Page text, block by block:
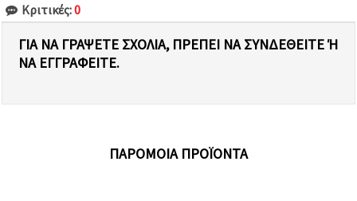
Κριτικές:0
ΓΙΑ ΝΑ ΓΡΆΨΕΤΕ ΣΧΌΛΙΑ, ΠΡΈΠΕΙ ΝΑ ΣΥΝΔΕΘΕΊΤΕ Ή Ν
Α ΕΓΓΡΑΦΕΊΤΕ.
ΠΑΡΌΜΟΙΑ ΠΡΟΪΌΝΤΑ